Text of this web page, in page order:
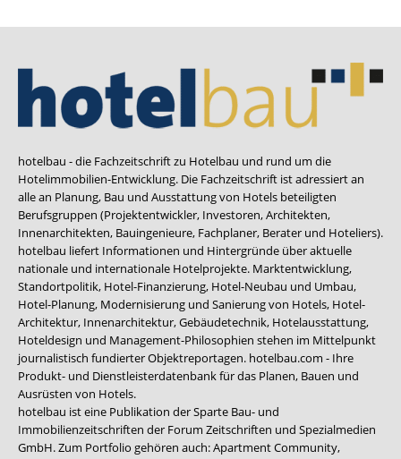
hotelbau - die Fachzeitschrift zu Hotelbau und rund um die
Hotelimmobilien-Entwicklung. Die Fachzeitschrift ist adressiert an
alle an Planung, Bau und Ausstattung von Hotels beteiligten
Berufsgruppen (Projektentwickler, Investoren, Architekten,
Innenarchitekten, Bauingenieure, Fachplaner, Berater und Hoteliers).
hotelbau liefert Informationen und Hintergründe über aktuelle
nationale und internationale Hotelprojekte. Marktentwicklung,
Standortpolitik, Hotel-Finanzierung, Hotel-Neubau und Umbau,
Hotel-Planung, Modernisierung und Sanierung von Hotels, Hotel-
Architektur, Innenarchitektur, Gebäudetechnik, Hotelausstattung,
Hoteldesign und Management-Philosophien stehen im Mittelpunkt
journalistisch fundierter Objektreportagen. hotelbau.com - Ihre
Produkt- und Dienstleisterdatenbank für das Planen, Bauen und
Ausrüsten von Hotels.
hotelbau ist eine Publikation der Sparte Bau- und
Immobilienzeitschriften der Forum Zeitschriften und Spezialmedien
GmbH. Zum Portfolio gehören auch:Apartment Community,